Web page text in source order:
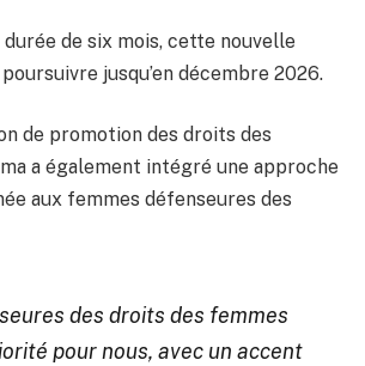
de six mois, cette nouvelle
jusqu’en décembre 2026.
de promotion des droits des
a également intégré une approche
aux femmes défenseures des
des droits des femmes
pour nous, avec un accent